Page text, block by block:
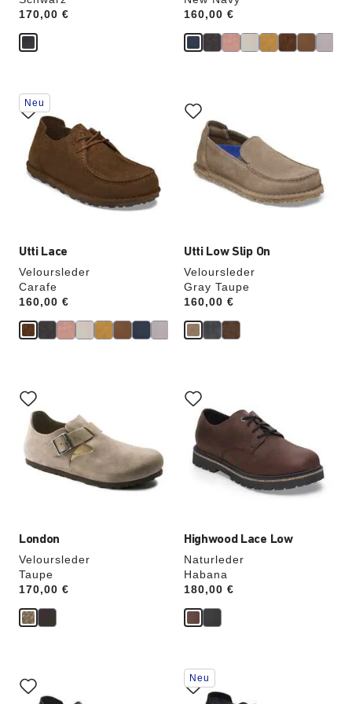
Price:
170,00 €
Price:
160,00 €
Utti Lace
Veloursleder
Carafe
Price:
160,00 €
Durch
Anklicken
der
Farben
werden
die
Produktbilder
aktualisiert.
Neu
Utti Low Slip On
Veloursleder
Gray Taupe
Price:
160,00 €
Anklicken
der
Farben
werden
die
Produktbilder
aktualisiert.
London
Veloursleder
Taupe
Price:
170,00 €
Anklicken
der
Farben
werden
Produktbilder
aktualisiert.
Highwood Lace Low
Naturleder
Habana
Price:
180,00 €
Anklicken
der
Farben
werden
die
Produktbilder
aktualisiert.
Anklicken
der
Durch
Anklicken
der
Neu